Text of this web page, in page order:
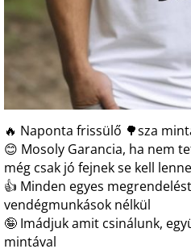
🔥 Naponta frissülő 🌳sza
😊 Mosoly Garancia, ha nem
még csak jó fejnek se kell
👍 Minden egyes
vendégmunkások nélkül
🤪 Imádjuk amit csinálunk,
mintával